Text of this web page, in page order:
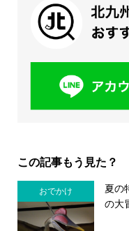
この記事もう見た？
おでかけ
夏の
の大